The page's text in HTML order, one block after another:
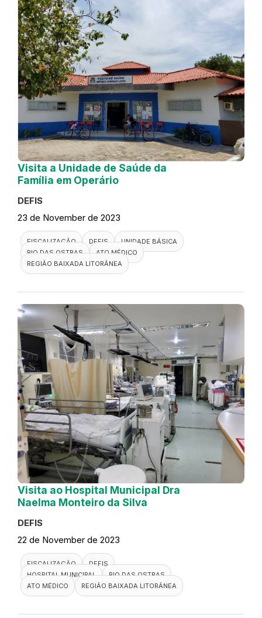
Visita a Unidade de Saúde da
Família em Operário
DEFIS
23 de November de 2023
FISCALIZAÇÃO DEFIS
UNIDADE BÁSICA
RIO DAS OSTRAS
ATO MÉDICO
REGIÃO BAIXADA LITORÂNEA
Visita ao Hospital Municipal Dra
Naelma Monteiro da Silva
DEFIS
22 de November de 2023
FISCALIZAÇÃO
DEFIS
HOSPITAL MUNICIPAL
RIO DAS OSTRAS
ATO MÉDICO
REGIÃO BAIXADA LITORÂNEA